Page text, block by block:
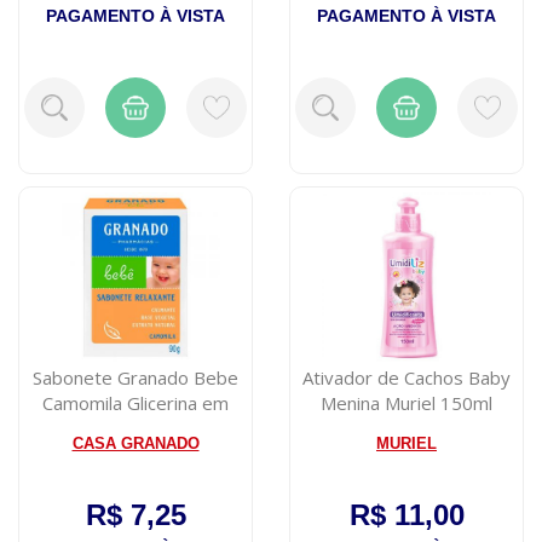
PAGAMENTO À VISTA PAGAMENTO À VISTA
Sabonete Granado Bebe
Camomila Glicerina em
CASA GRANADO
R$ 7,25
Ativador de Cachos Baby
Menina Muriel 150ml
MURIEL
R$ 11,00